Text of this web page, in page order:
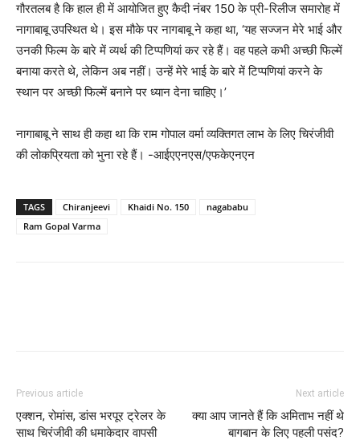
गौरतलब है कि हाल ही में आयोजित हुए कैदी नंबर 150 के प्री-रिलीज समारोह में
नागाबाबू उपस्‍थित थे। इस मौके पर नागबाबू ने कहा था, ‘यह सज्जन मेरे भाई और
उनकी फिल्म के बारे में व्यर्थ की टिप्पणियां कर रहे हैं। वह पहले कभी अच्छी फिल्में
बनाया करते थे, लेकिन अब नहीं। उन्हें मेरे भाई के बारे में टिप्पणियां करने के
स्थान पर अच्छी फिल्में बनाने पर ध्यान देना चाहिए।’
नागाबाबू ने साथ ही कहा था कि राम गोपाल वर्मा व्यक्तिगत लाभ के लिए चिरंजीवी
की लोकप्रियता को भुना रहे हैं। -आईएएनएस/एफकेएनएन
TAGS Chiranjeevi Khaidi No. 150
nagababu
Ram Gopal Varma
Previous article
एक्‍शन, रोमांस, डांस भरपूर ट्रेलर के
साथ चिरंजीवी की धमाकेदार वापसी
Next article
क्‍या आप जानते हैं कि अमिताभ नहीं थे
बागबान के लिए पहली पसंद?